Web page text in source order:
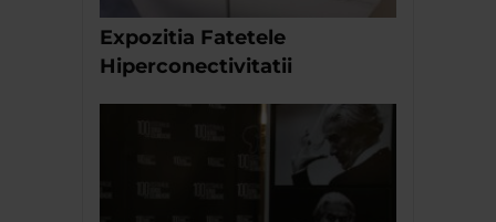
Expozitia Fatetele
Hiperconectivitatii